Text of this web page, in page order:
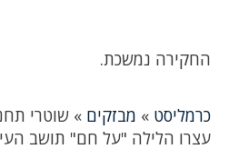
החקירה נמשכת.
כרמליסט » מבזקים » שוטרי